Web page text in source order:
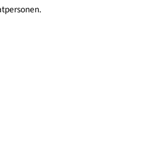
Energieträger,
und